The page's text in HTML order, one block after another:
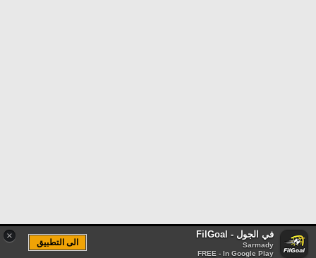
× في الجول - FilGoal
Sarmady
FREE - In Google Play
الى التطبيق